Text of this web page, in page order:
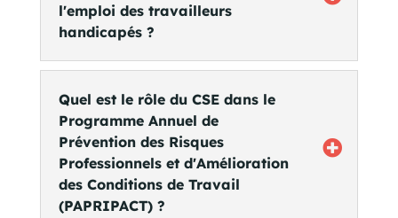
l'emploi des travailleurs
handicapés ?
Quel est le rôle du CSE dans le
Programme Annuel de
Prévention des Risques
Professionnels et d'Amélioration
des Conditions de Travail
(PAPRIPACT) ?